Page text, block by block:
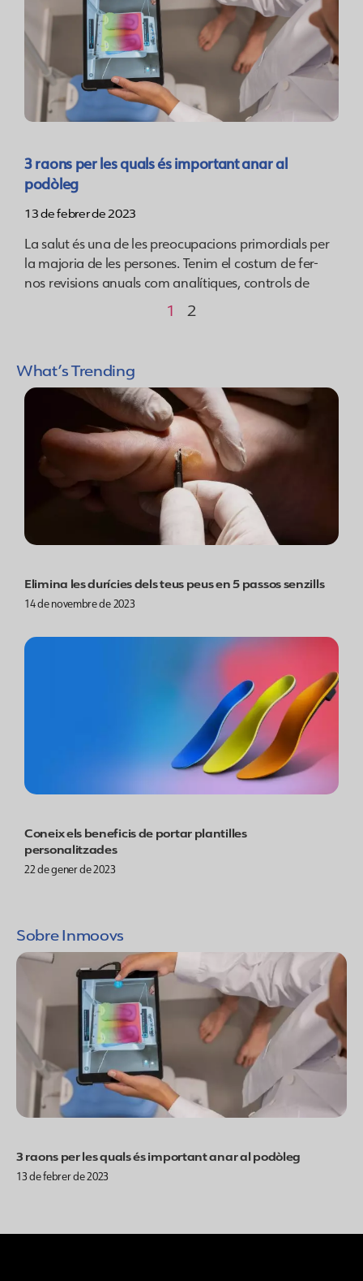
3 raons per les quals és important anar al
podòleg
13 de febrer de 2023
La salut és una de les preocupacions primordials per
la majoria de les persones. Tenim el costum de fer-
nos revisions anuals com analítiques, controls de
1 2
What’s Trending
Elimina les durícies dels teus peus en 5 passos senzills
14 de novembre de 2023
Coneix els beneficis de portar plantilles
personalitzades
22 de gener de 2023
Sobre Inmoovs
3 raons per les quals és important anar al podòleg
13 de febrer de 2023